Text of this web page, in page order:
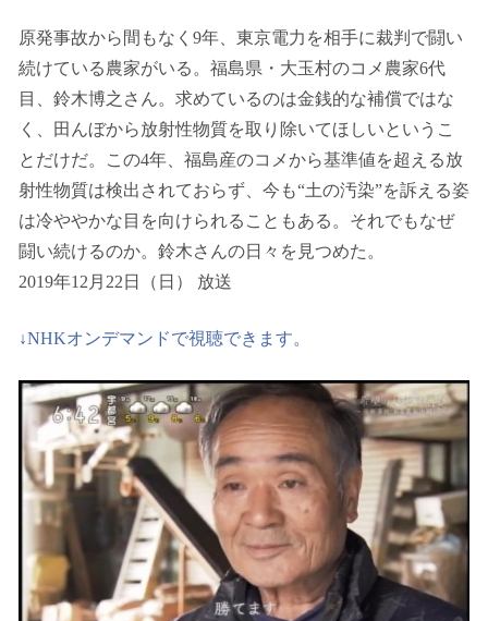
原発事故から間もなく9年、東京電力を相手に裁判で闘い
続けている農家がいる。福島県・大玉村のコメ農家6代
目、鈴木博之さん。求めているのは金銭的な補償ではな
く、田んぼから放射性物質を取り除いてほしいというこ
とだけだ。この4年、福島産のコメから基準値を超える放
射性物質は検出されておらず、今も“土の汚染”を訴える姿
は冷ややかな目を向けられることもある。それでもなぜ
闘い続けるのか。鈴木さんの日々を見つめた。
2019年12月22日（日） 放送
↓NHKオンデマンドで視聴できます。